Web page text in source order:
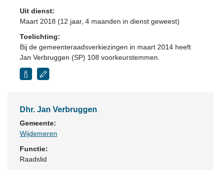
Uit dienst:
Maart 2018 (12 jaar, 4 maanden in dienst geweest)
Toelichting:
Bij de gemeenteraadsverkiezingen in maart 2014 heeft
Jan Verbruggen (SP) 108 voorkeurstemmen.
Dhr. Jan Verbruggen
Gemeente:
Wijdemeren
Functie:
Raadslid